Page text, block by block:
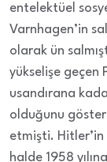
entelektüel
Varnhagen’in
olarak ün
yükselişe geçen
usandırana
olduğunu
etmişti.
halde 1958